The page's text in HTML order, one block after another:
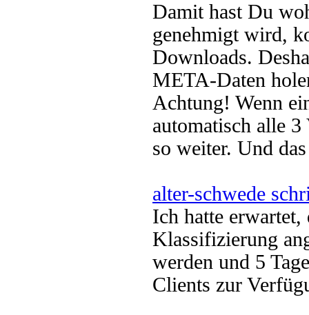
Damit hast Du
genehmigt wird,
Downloads.
META-Daten
Achtung! Wenn
automatisch alle
so weiter. Und
alter-schwede
Ich hatte
Klassifizierung
werden und 5
Clients zur